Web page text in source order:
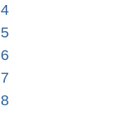
4
5
6
7
8